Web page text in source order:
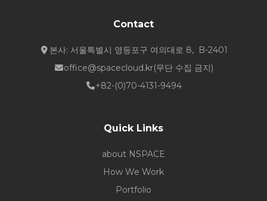
Contact
본사: 서울특별시 영등포구 여의대로 8, B-2401
office@spacecloud.kr(무단 수집 금지)
+82-(0)70-4131-9494
Quick Links
about NSPACE
How We Work
Portfolio